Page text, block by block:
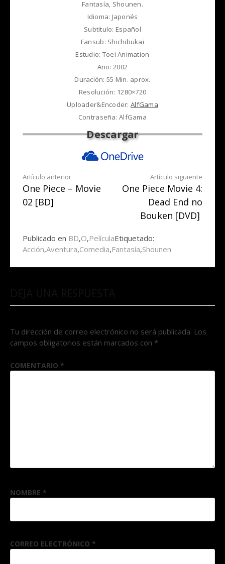
Fantasía, Shounen.
Idioma: Japonés
Subtitulo: Español
Fansub: Shichibukai
Estudio: Toei Animation
Año: 2002
Duración: 55 Min. aprox.
Resolución: 1280×720
Uploader&Encoder: AlfGama
Contraseña: AlfGama
Seguir
leyendo
Artículo anterior
One Piece – Movie
02 [BD]
Artículo siguiente
One Piece Movie 4:
Dead End no
Bouken [DVD]
Publicado en BD,O,PelículaEtiquetado:
Acción,Aventura,Comedia,Fantasía,Shounen
Tu dirección de correo electrónico no será publicada. Los
campos obligatorios están marcados con *
COMENTARIO *
NOMBRE *
CORREO ELECTRÓNICO *